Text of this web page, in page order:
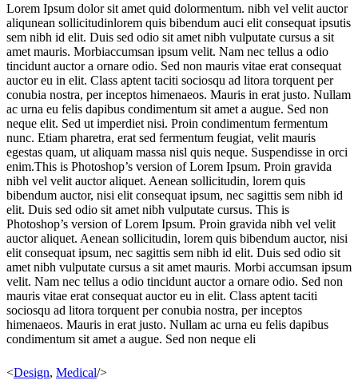
Lorem Ipsum dolor sit amet quid dolormentum. nibh vel velit auctor
aliqunean sollicitudinlorem quis bibendum auci elit consequat ipsutis
sem nibh id elit. Duis sed odio sit amet nibh vulputate cursus a sit
amet mauris. Morbiaccumsan ipsum velit. Nam nec tellus a odio
tincidunt auctor a ornare odio. Sed non mauris vitae erat consequat
auctor eu in elit. Class aptent taciti sociosqu ad litora torquent per
conubia nostra, per inceptos himenaeos. Mauris in erat justo. Nullam
ac urna eu felis dapibus condimentum sit amet a augue. Sed non
neque elit. Sed ut imperdiet nisi. Proin condimentum fermentum
nunc. Etiam pharetra, erat sed fermentum feugiat, velit mauris
egestas quam, ut aliquam massa nisl quis neque. Suspendisse in orci
enim.This is Photoshop’s version of Lorem Ipsum. Proin gravida
nibh vel velit auctor aliquet. Aenean sollicitudin, lorem quis
bibendum auctor, nisi elit consequat ipsum, nec sagittis sem nibh id
elit. Duis sed odio sit amet nibh vulputate cursus. This is
Photoshop’s version of Lorem Ipsum. Proin gravida nibh vel velit
auctor aliquet. Aenean sollicitudin, lorem quis bibendum auctor, nisi
elit consequat ipsum, nec sagittis sem nibh id elit. Duis sed odio sit
amet nibh vulputate cursus a sit amet mauris. Morbi accumsan ipsum
velit. Nam nec tellus a odio tincidunt auctor a ornare odio. Sed non
mauris vitae erat consequat auctor eu in elit. Class aptent taciti
sociosqu ad litora torquent per conubia nostra, per inceptos
himenaeos. Mauris in erat justo. Nullam ac urna eu felis dapibus
condimentum sit amet a augue. Sed non neque eli
<Design, Medical/>